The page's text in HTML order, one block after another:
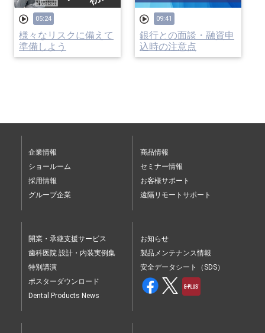
05:24
様々なリスクに備えて
準備しよう
09:41
銀行との面談・融資申
込時の注意点
企業情報
ショールーム
採用情報
グループ企業
商品情報
セミナー情報
お客様サポート
遠隔リモートサポート
開業・承継支援サービス
歯科医院 設計・内装実例集
特別講演
ポスターダウンロード
Dental Products News
お知らせ
製品メンテナンス情報
安全データシート（SDS）